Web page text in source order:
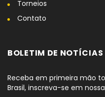
Torneios
Contato
BOLETIM DE NOTÍCIAS
Receba em primeira mão
Brasil, inscreva-se em